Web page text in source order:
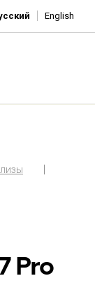
English
Pro